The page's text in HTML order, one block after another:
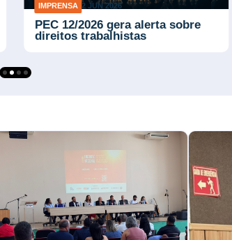
IMPRENSA 2 JUN 2026
PEC 12/2026 gera alerta sobre
direitos trabalhistas